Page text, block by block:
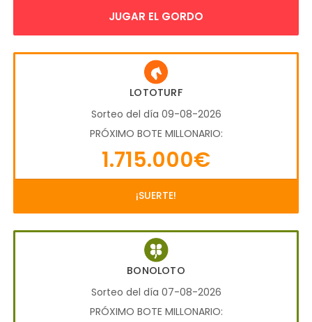
JUGAR EL GORDO
LOTOTURF
Sorteo del día 09-08-2026
PRÓXIMO BOTE MILLONARIO:
1.715.000€
¡SUERTE!
BONOLOTO
Sorteo del día 07-08-2026
PRÓXIMO BOTE MILLONARIO: